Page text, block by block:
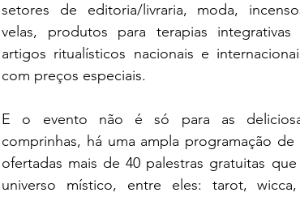
setores de editoria/livraria, moda,
velas, produtos para terapias integrativas
artigos ritualísticos nacionais e
com preços especiais.
E o evento não é só para as
comprinhas, há uma ampla programação
ofertadas mais de 40 palestras gratuitas
universo místico, entre eles: tarot,